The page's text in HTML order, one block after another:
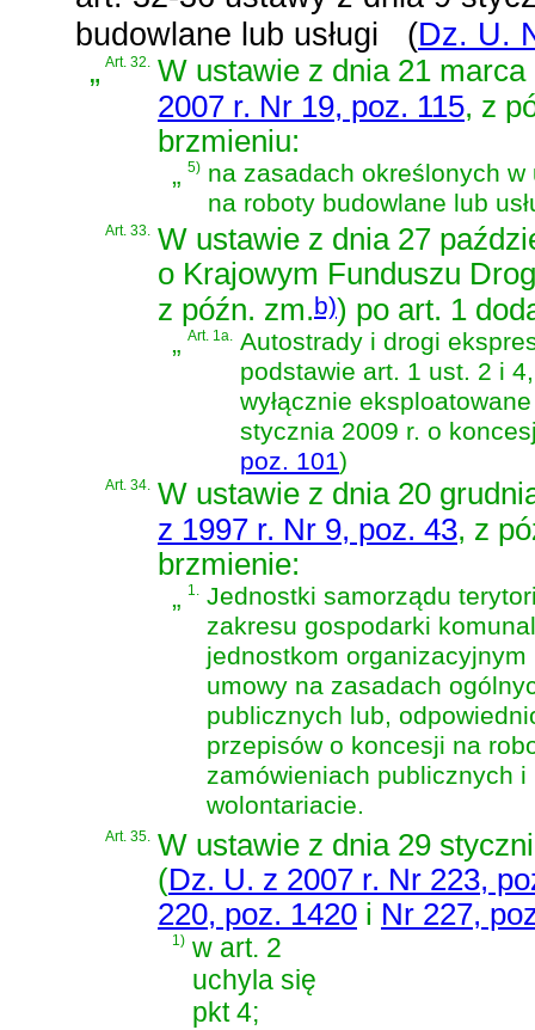
budowlane lub usługi
(Dz. U.
„Art. 32. W ustawie z dnia 21
2007 r. Nr 19, poz. 115, z
brzmieniu:
„5) na zasadach określonych w
na roboty budowlane lub
Art. 33. W ustawie z dnia 27
o Krajowym Funduszu
z późn. zm.b)) po art. 1
„Art. 1a. Autostrady i drogi
podstawie art. 1 ust. 2 i
wyłącznie
stycznia 2009 r. o
poz. 101)
Art. 34. W ustawie z dnia 20
z 1997 r. Nr 9, poz. 43, z
brzmienie:
„ 1. Jednostki samorządu
zakresu gospodarki
jednostkom
umowy na zasadach
publicznych lub,
przepisów o koncesji na
zamówieniach publicznych
wolontariacie.
Art. 35. W ustawie z dnia 29
(Dz. U. z 2007 r. Nr 223,
220, poz. 1420 i Nr 227,
1) w art. 2
uchyla się
pkt 4;